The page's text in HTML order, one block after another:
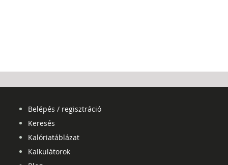
Belépés / regisztráció
Keresés
Kalóriatáblázat
Kalkulátorok